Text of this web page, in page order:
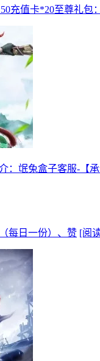
充值卡*20至尊礼包
：氓兔盒子客服-【
每日一份）、赞 [阅